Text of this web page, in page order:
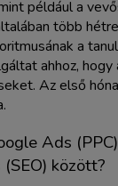
például a
több
a
ahhoz, hogy
Az első
Ads
között?